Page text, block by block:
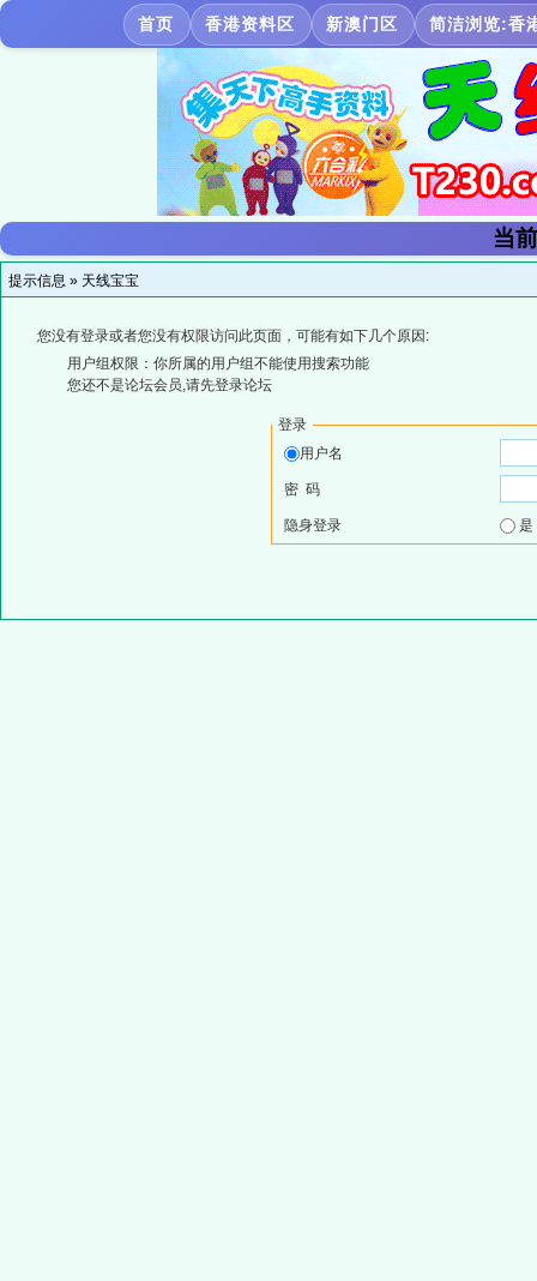
首页 香港资料区 新澳门区 简洁浏览:香
当
提示信息 » 天线宝宝
您没有登录或者您没有权限访问此页面，可能有如下几个原因:
用户组权限：你所属的用户组不能使用搜索功能
您还不是论坛会员,请先登录论坛
登录
用户名
密 码
隐身登录